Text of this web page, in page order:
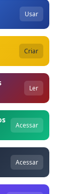
Usar
Criar
Ler
Acessar
Acessar